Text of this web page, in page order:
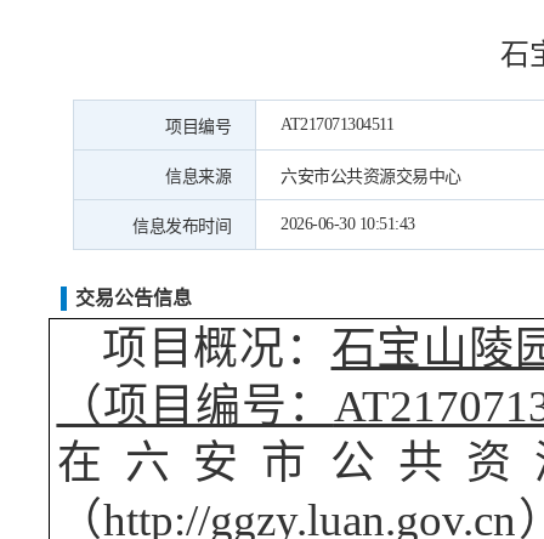
石
项目编号 AT217071304511
信息来源 六安市公共资源交易中心
信息发布时间 2026-06-30 10:51:43
交易公告信息
项目概况： 石宝山陵
（项目编号：
在六安市公共
（http://